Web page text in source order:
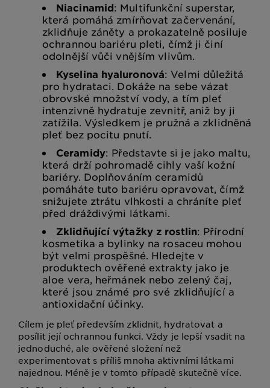
Niacinamid: Multifunkční superstar,
která pomáhá zmírňovat začervenání,
zklidňuje záněty a prokazatelně posiluje
ochrannou bariéru pleti, čímž ji činí
odolnější vůči vnějším vlivům.
Kyselina hyaluronová: Velmi důležitá
pro hydrataci. Dokáže na sebe vázat
obrovské množství vody, a tím pleť
intenzivně hydratuje zevnitř, aniž by ji
zatížila. Výsledkem je pružná a zklidněná
pleť bez pocitu pnutí.
Ceramidy: Představte si je jako maltu,
která drží pohromadě cihly vaší kožní
bariéry. Doplňováním ceramidů
pomáháte tuto bariéru opravovat, čímž
snižujete ztrátu vlhkosti a chráníte pleť
před dráždivými látkami.
Zklidňující výtažky z rostlin: Přírodní
kosmetika a bylinky na rosaceu mohou
být velmi prospěšné. Hledejte v
produktech ověřené extrakty jako je
aloe vera, heřmánek nebo zelený čaj,
které jsou známé pro své zklidňující a
antioxidační účinky.
Cílem je pleť především zklidnit, hydratovat a
posílit její ochrannou funkci. Vždy je lepší vsadit na
jednoduché, ale ověřené složení než
experimentovat s příliš mnoha aktivními látkami
najednou. Méně je v tomto případě skutečně více.